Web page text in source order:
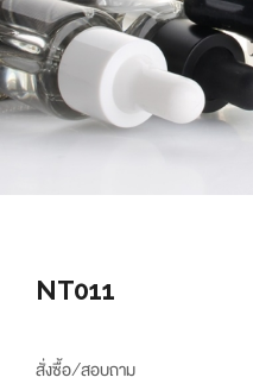
NT011
สั่งซื้อ/สอบถาม